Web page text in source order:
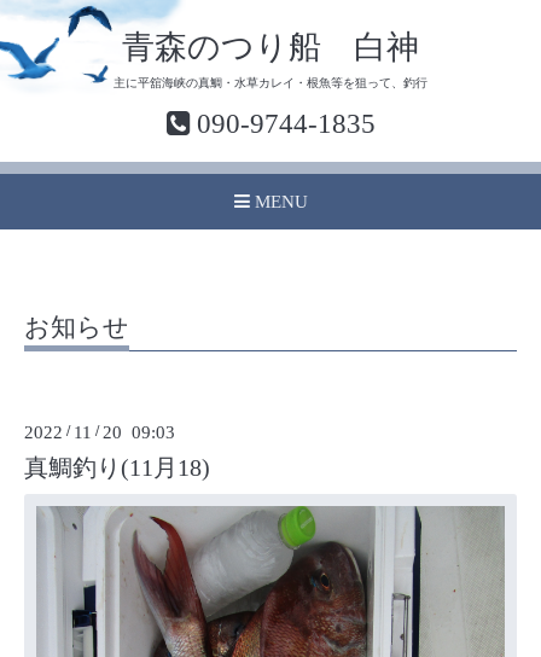
青森のつり船 白神
主に平舘海峡の真鯛・水草カレイ・根魚等を狙って、釣行
090-9744-1835
MENU
お知らせ
2022 / 11 / 20 09:03
真鯛釣り(11月18)